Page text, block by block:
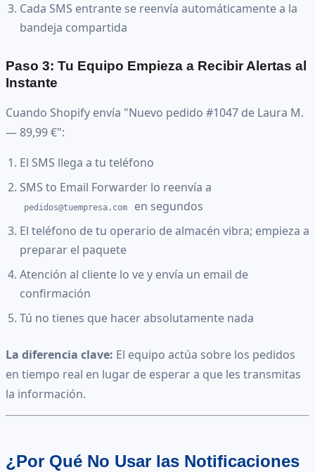
Cada SMS entrante se reenvía automáticamente a la
bandeja compartida
Paso 3: Tu Equipo Empieza a Recibir Alertas al
Instante
Cuando Shopify envía "Nuevo pedido #1047 de Laura M.
— 89,99 €":
El SMS llega a tu teléfono
SMS to Email Forwarder lo reenvía a
pedidos@tuempresa.com
en segundos
El teléfono de tu operario de almacén vibra; empieza a
preparar el paquete
Atención al cliente lo ve y envía un email de
confirmación
Tú no tienes que hacer absolutamente nada
La diferencia clave: El equipo actúa sobre los pedidos
en tiempo real en lugar de esperar a que les transmitas
la información.
¿Por Qué No Usar las Notificaciones